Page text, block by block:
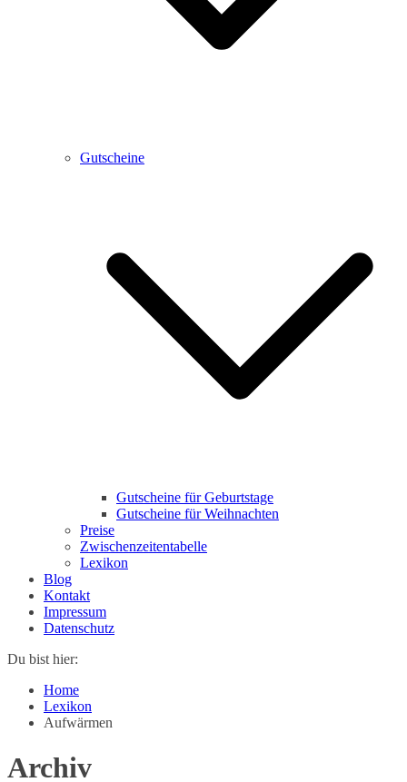
Gutscheine
Gutscheine für Geburtstage
Gutscheine für Weihnachten
Preise
Zwischenzeitentabelle
Lexikon
Blog
Kontakt
Impressum
Datenschutz
Du bist hier:
Home
Lexikon
Aufwärmen
Archiv